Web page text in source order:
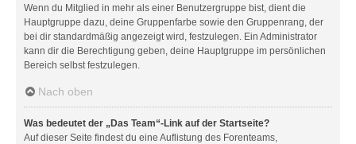
Wenn du Mitglied in mehr als einer Benutzergruppe bist, dient die
Hauptgruppe dazu, deine Gruppenfarbe sowie den Gruppenrang, der
bei dir standardmäßig angezeigt wird, festzulegen. Ein Administrator
kann dir die Berechtigung geben, deine Hauptgruppe im persönlichen
Bereich selbst festzulegen.
Nach oben
Was bedeutet der „Das Team“-Link auf der Startseite?
Auf dieser Seite findest du eine Auflistung des Forenteams,